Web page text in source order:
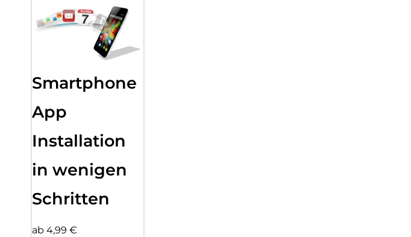
Smartphone
App
Installation
in wenigen
Schritten
ab 4,99 €